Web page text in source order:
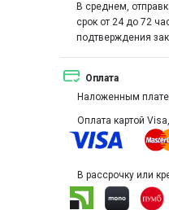
Оплата
Наложенным
Оплата картой
В рассрочку или
В среднем,
срок от 24 до 72
подтверждения